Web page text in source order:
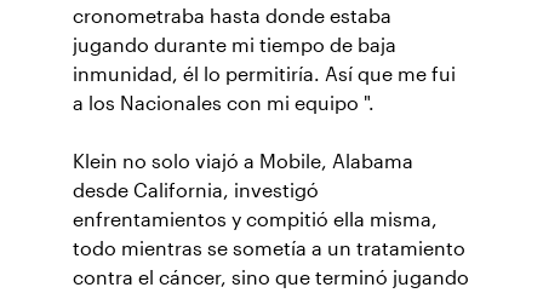
cronometraba hasta donde estaba
jugando durante mi tiempo de baja
inmunidad, él lo permitiría. Así que me fui
a los Nacionales con mi equipo ".
Klein no solo viajó a Mobile, Alabama
desde California, investigó
enfrentamientos y compitió ella misma,
todo mientras se sometía a un tratamiento
contra el cáncer, sino que terminó jugando